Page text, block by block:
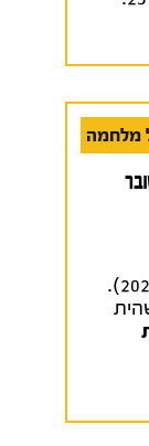
מלחמה
אברמוביץ', תמרה (2026).